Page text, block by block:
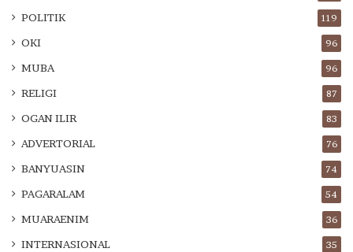
POLITIK 119
OKI 96
MUBA 96
RELIGI 87
OGAN ILIR 83
ADVERTORIAL 76
BANYUASIN 74
PAGARALAM 54
MUARAENIM 36
INTERNASIONAL 35